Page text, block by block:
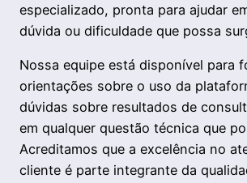
especializado, pronta para ajudar
dúvida ou dificuldade que possa
Nossa equipe está disponível para
orientações sobre o uso da
dúvidas sobre resultados de
em qualquer questão técnica que
Acreditamos que a excelência no
cliente é parte integrante da